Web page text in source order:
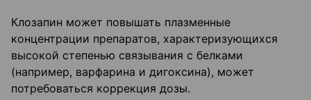
Клозапин может повышать плазменные
концентрации препаратов, характеризующихся
высокой степенью связывания с белками
(например, варфарина и дигоксина), может
потребоваться коррекция дозы.